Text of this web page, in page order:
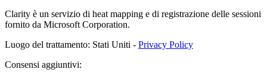
Clarity è un servizio di heat mapping e di registrazione delle sessioni
fornito da Microsoft Corporation.
Luogo del trattamento: Stati Uniti - Privacy Policy
Consensi aggiuntivi: